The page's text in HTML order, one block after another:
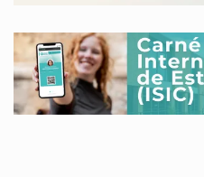
y la calidad de vida de la
230 Ayudas a la Investigación,
euros, para la realización de
investigación y desarrollo de
medio ambiente.
Si deseas consultar las becas